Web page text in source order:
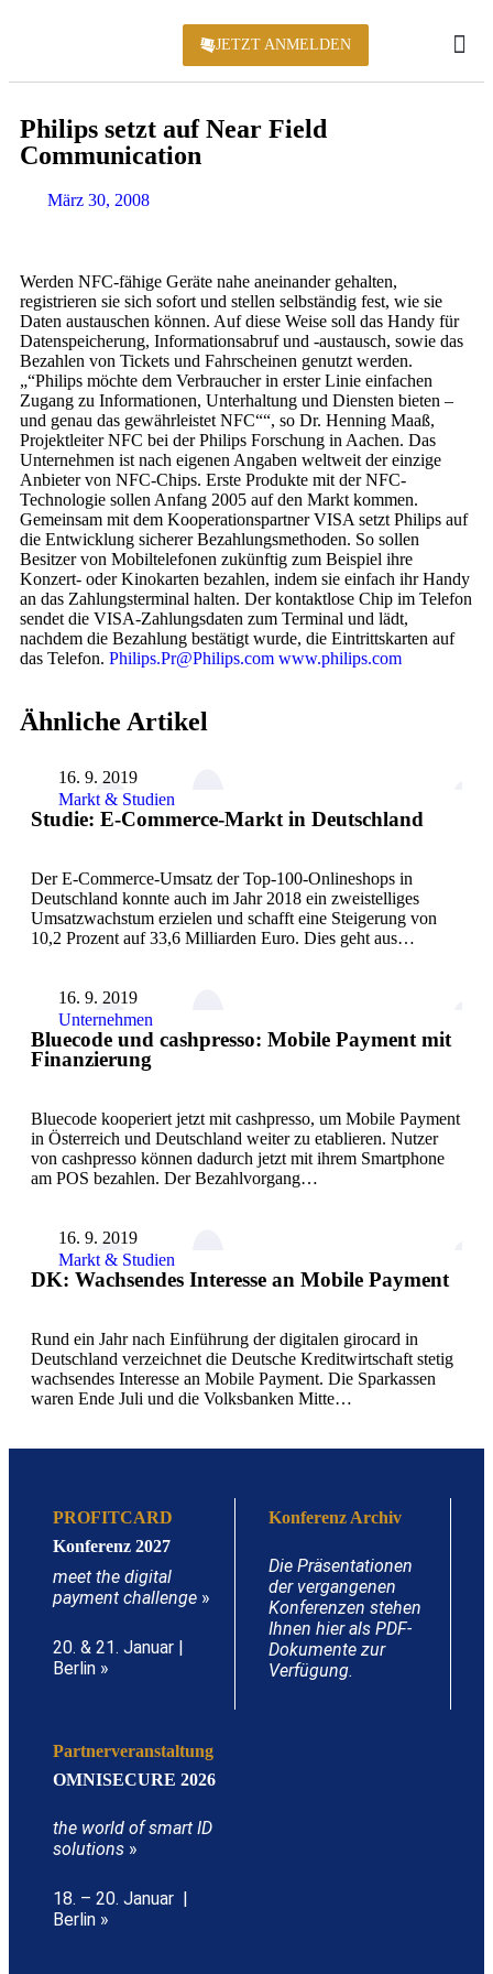
JETZT ANMELDEN
Philips setzt auf Near Field
Communication
März 30, 2008
Werden NFC-fähige Geräte nahe aneinander gehalten,
registrieren sie sich sofort und stellen selbständig fest, wie sie
Daten austauschen können. Auf diese Weise soll das Handy für
Datenspeicherung, Informationsabruf und -austausch, sowie das
Bezahlen von Tickets und Fahrscheinen genutzt werden.
„“Philips möchte dem Verbraucher in erster Linie einfachen
Zugang zu Informationen, Unterhaltung und Diensten bieten –
und genau das gewährleistet NFC““, so Dr. Henning Maaß,
Projektleiter NFC bei der Philips Forschung in Aachen. Das
Unternehmen ist nach eigenen Angaben weltweit der einzige
Anbieter von NFC-Chips. Erste Produkte mit der NFC-
Technologie sollen Anfang 2005 auf den Markt kommen.
Gemeinsam mit dem Kooperationspartner VISA setzt Philips auf
die Entwicklung sicherer Bezahlungsmethoden. So sollen
Besitzer von Mobiltelefonen zukünftig zum Beispiel ihre
Konzert- oder Kinokarten bezahlen, indem sie einfach ihr Handy
an das Zahlungsterminal halten. Der kontaktlose Chip im Telefon
sendet die VISA-Zahlungsdaten zum Terminal und lädt,
nachdem die Bezahlung bestätigt wurde, die Eintrittskarten auf
das Telefon. Philips.Pr@Philips.com www.philips.com
Ähnliche Artikel
16. 9. 2019
Markt & Studien
Studie: E-Commerce-Markt in Deutschland
Der E-Commerce-Umsatz der Top-100-Onlineshops in
Deutschland konnte auch im Jahr 2018 ein zweistelliges
Umsatzwachstum erzielen und schafft eine Steigerung von
10,2 Prozent auf 33,6 Milliarden Euro. Dies geht aus…
16. 9. 2019
Unternehmen
Bluecode und cashpresso: Mobile Payment mit
Finanzierung
Bluecode kooperiert jetzt mit cashpresso, um Mobile Payment
in Österreich und Deutschland weiter zu etablieren. Nutzer
von cashpresso können dadurch jetzt mit ihrem Smartphone
am POS bezahlen. Der Bezahlvorgang…
16. 9. 2019
Markt & Studien
DK: Wachsendes Interesse an Mobile Payment
Rund ein Jahr nach Einführung der digitalen girocard in
Deutschland verzeichnet die Deutsche Kreditwirtschaft stetig
wachsendes Interesse an Mobile Payment. Die Sparkassen
waren Ende Juli und die Volksbanken Mitte…
PROFITCARD
Konferenz 2027
meet the digital
payment challenge »
20. & 21. Januar |
Berlin »
Konferenz Archiv
Die Präsentationen
der vergangenen
Konferenzen stehen
Ihnen hier als PDF-
Dokumente zur
Verfügung.
Partnerveranstaltung
OMNISECURE 2026
the world of smart ID
solutions »
18. – 20. Januar |
Berlin »